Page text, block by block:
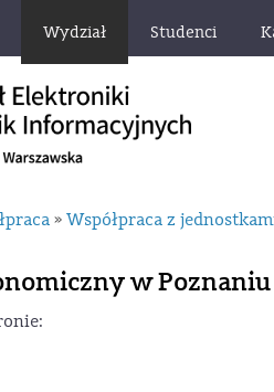
Wydział Studenci
» Współpraca z
w Poznaniu